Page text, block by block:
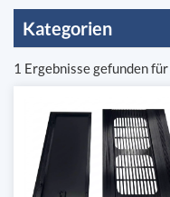
Kategorien
1 Ergebnisse gefunden